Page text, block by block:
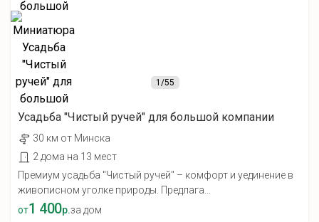
1/55
Усадьба "Чистый ручей" для большой компании
30 км от Минска
2 дома на 13 мест
Премиум усадьба "Чистый ручей" – комфорт и уединение в
живописном уголке природы. Предлага...
от1 400р.за дом